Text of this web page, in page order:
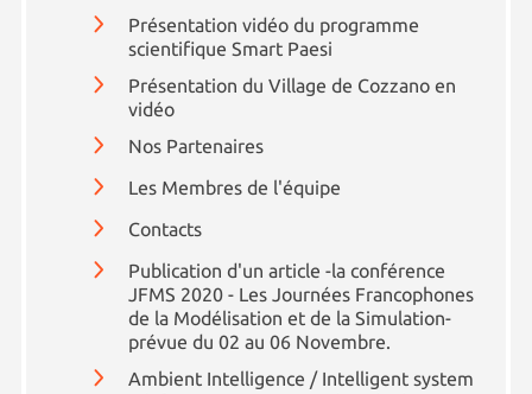
Présentation vidéo du programme
scientifique Smart Paesi
Présentation du Village de Cozzano en
vidéo
Nos Partenaires
Les Membres de l'équipe
Contacts
Publication d'un article -la conférence
JFMS 2020 - Les Journées Francophones
de la Modélisation et de la Simulation-
prévue du 02 au 06 Novembre.
Ambient Intelligence / Intelligent system